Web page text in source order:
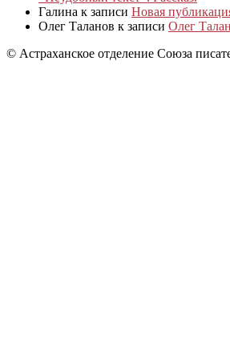
Галина к записи Новая
Олег Таланов к записи Олег
© Астраханское отделение Союза